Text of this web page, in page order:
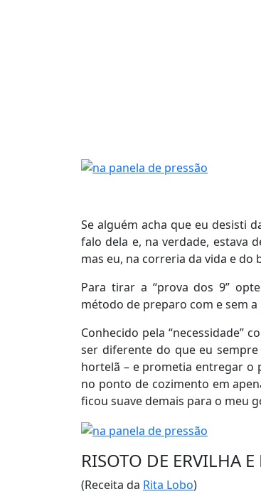
Se alguém acha que eu desisti
falo dela e, na verdade, estava
mas eu, na correria da vida e
Para tirar a “prova dos 9”
método de preparo com e sem
Conhecido pela “necessidade”
ser diferente do que eu
hortelã – e prometia entregar o
no ponto de cozimento em
ficou suave demais para o meu
RISOTO DE ERVILHA
(Receita da Rita Lobo)